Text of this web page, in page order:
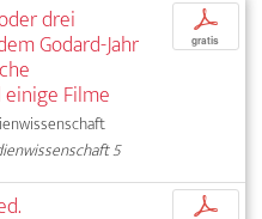
drei
Godard-Jahr
Filme
5
p
gratis
p